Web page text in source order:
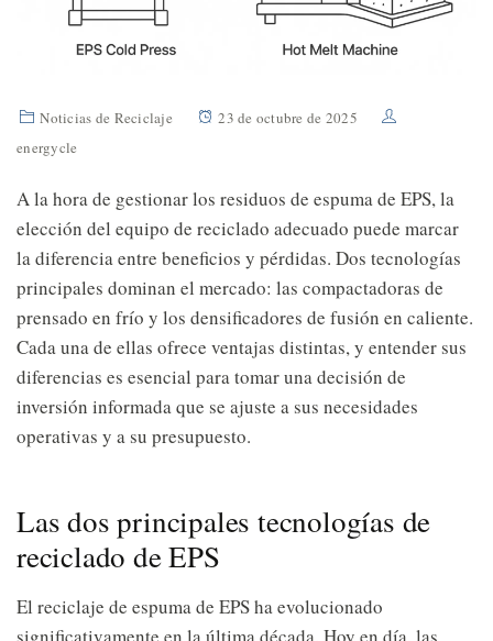
Noticias de Reciclaje
23 de octubre de 2025
energycle
A la hora de gestionar los residuos de espuma de EPS, la
elección del equipo de reciclado adecuado puede marcar
la diferencia entre beneficios y pérdidas. Dos tecnologías
principales dominan el mercado: las compactadoras de
prensado en frío y los densificadores de fusión en caliente.
Cada una de ellas ofrece ventajas distintas, y entender sus
diferencias es esencial para tomar una decisión de
inversión informada que se ajuste a sus necesidades
operativas y a su presupuesto.
Las dos principales tecnologías de
reciclado de EPS
El reciclaje de espuma de EPS ha evolucionado
significativamente en la última década. Hoy en día, las